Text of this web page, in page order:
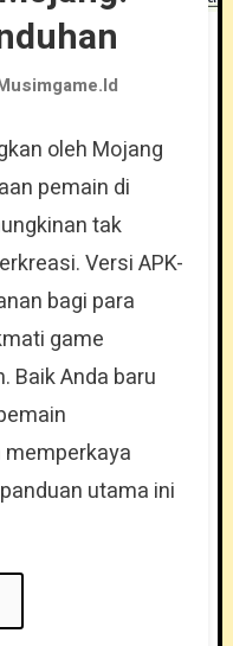
oleh Mojang
pemain di
tak
Versi APK-
bagi para
game
Baik Anda baru
utama ini